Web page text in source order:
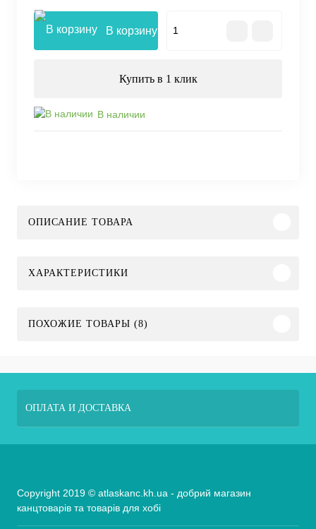
В корзину
Купить в 1 клик
В наличии
ОПИСАНИЕ ТОВАРА
ХАРАКТЕРИСТИКИ
ПОХОЖИЕ ТОВАРЫ (8)
ОПЛАТА И ДОСТАВКА
Copyright 2019 © atlaskanc.kh.ua - добрий магазин
канцтоварів та товарів для хобі